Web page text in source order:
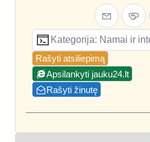
Kategorija: Namai ir
Rašyti atsiliepimą
Apsilankyti jauku24.lt
Rašyti žinutę